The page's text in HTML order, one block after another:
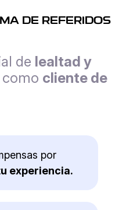
DE REFERIDOS
de lealtad y
cliente de
por
experiencia.